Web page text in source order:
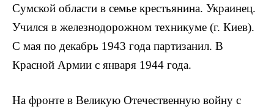
Сумской области в семье крестьянина. Украинец.
Учился в железнодорожном техникуме (г. Киев).
С мая по декабрь 1943 года партизанил. В
Красной Армии с января 1944 года.
На фронте в Великую Отечественную войну с